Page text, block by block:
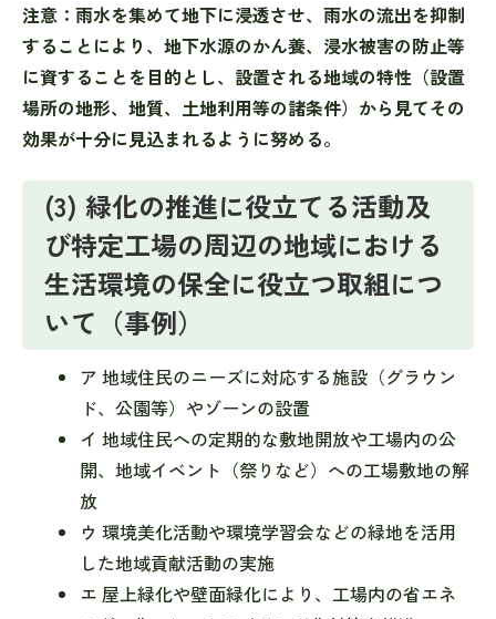
注意：雨水を集めて地下に浸透させ、雨水の流出を抑制
することにより、地下水源のかん養、浸水被害の防止等
に資することを目的とし、設置される地域の特性（設置
場所の地形、地質、土地利用等の諸条件）から見てその
効果が十分に見込まれるように努める。
(3) 緑化の推進に役立てる活動及
び特定工場の周辺の地域における
生活環境の保全に役立つ取組につ
いて（事例）
ア 地域住民のニーズに対応する施設（グラウン
ド、公園等）やゾーンの設置
イ 地域住民への定期的な敷地開放や工場内の公
開、地域イベント（祭りなど）への工場敷地の解
放
ウ 環境美化活動や環境学習会などの緑地を活用
した地域貢献活動の実施
エ 屋上緑化や壁面緑化により、工場内の省エネ